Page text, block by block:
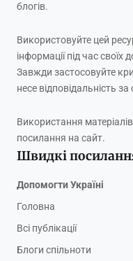
блогів.
Використовуйте цей
інформації під час
Завжди застосовуйте
несе відповідальність за
Використання
посилання на сайт.
Швидкі
Допомогти Україні
Головна
Всі публікації
Блоги спільноти